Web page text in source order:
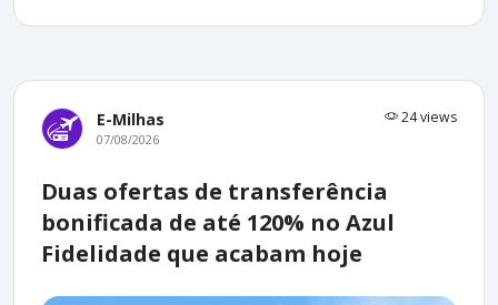
E-Milhas 24 views
07/08/2026
Duas ofertas de transferência
bonificada de até 120% no Azul
Fidelidade que acabam hoje